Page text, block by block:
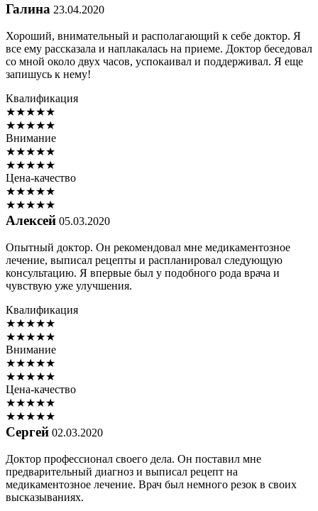
Галина 23.04.2020
Хороший, внимательный и располагающий к себе доктор. Я
все ему рассказала и наплакалась на приеме. Доктор беседовал
со мной около двух часов, успокаивал и поддерживал. Я еще
запишусь к нему!
Квалификация
★★★★★
★★★★★
Внимание
★★★★★
★★★★★
Цена-качество
★★★★★
★★★★★
Алексей 05.03.2020
Опытный доктор. Он рекомендовал мне медикаментозное
лечение, выписал рецепты и распланировал следующую
консультацию. Я впервые был у подобного рода врача и
чувствую уже улучшения.
Квалификация
★★★★★
★★★★★
Внимание
★★★★★
★★★★★
Цена-качество
★★★★★
★★★★★
Сергей 02.03.2020
Доктор профессионал своего дела. Он поставил мне
предварительный диагноз и выписал рецепт на
медикаментозное лечение. Врач был немного резок в своих
высказываниях.